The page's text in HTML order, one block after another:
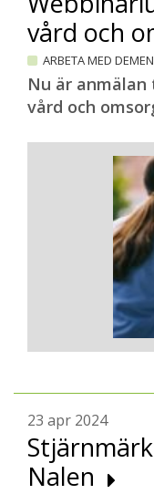
vård och
ARBETA MED
Nu är anmälan
vård och
23 apr 2024
Nalen